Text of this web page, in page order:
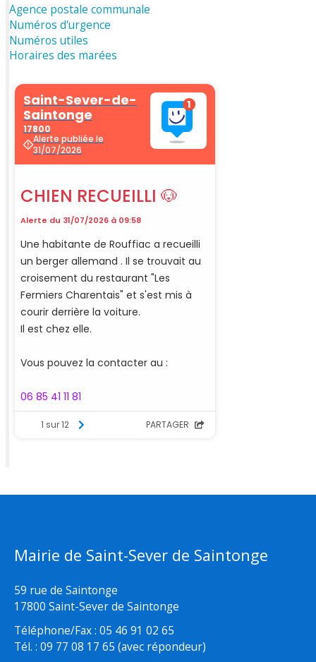
Agence postale communale
Numéros d'urgence
Numéros utiles
Horaires des marées
Mairie de Saint-Sever de Saintonge
59 rue de Saintonge
17800 Saint-Sever de Saintonge
Téléphone/Fax : 05 46 91 02 65
Tél. : 09 77 08 17 65 (avec répondeur)